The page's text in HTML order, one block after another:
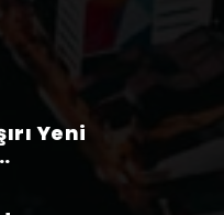
Yeni